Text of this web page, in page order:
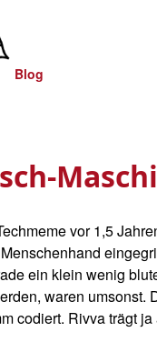
Blog
vor 1,5
ein klein wenig
waren umsonst.
codiert. Rivva trägt